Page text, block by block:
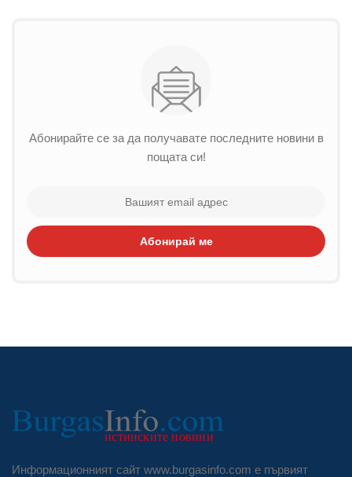
Абонирайте се за да получавате последните новини в
пощата си!
Абонирай ме
Информационният сайт www.burgasinfo.com е първият